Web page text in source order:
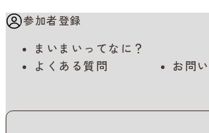
参加者登録
まいまいってなに？
よくある質問
お問